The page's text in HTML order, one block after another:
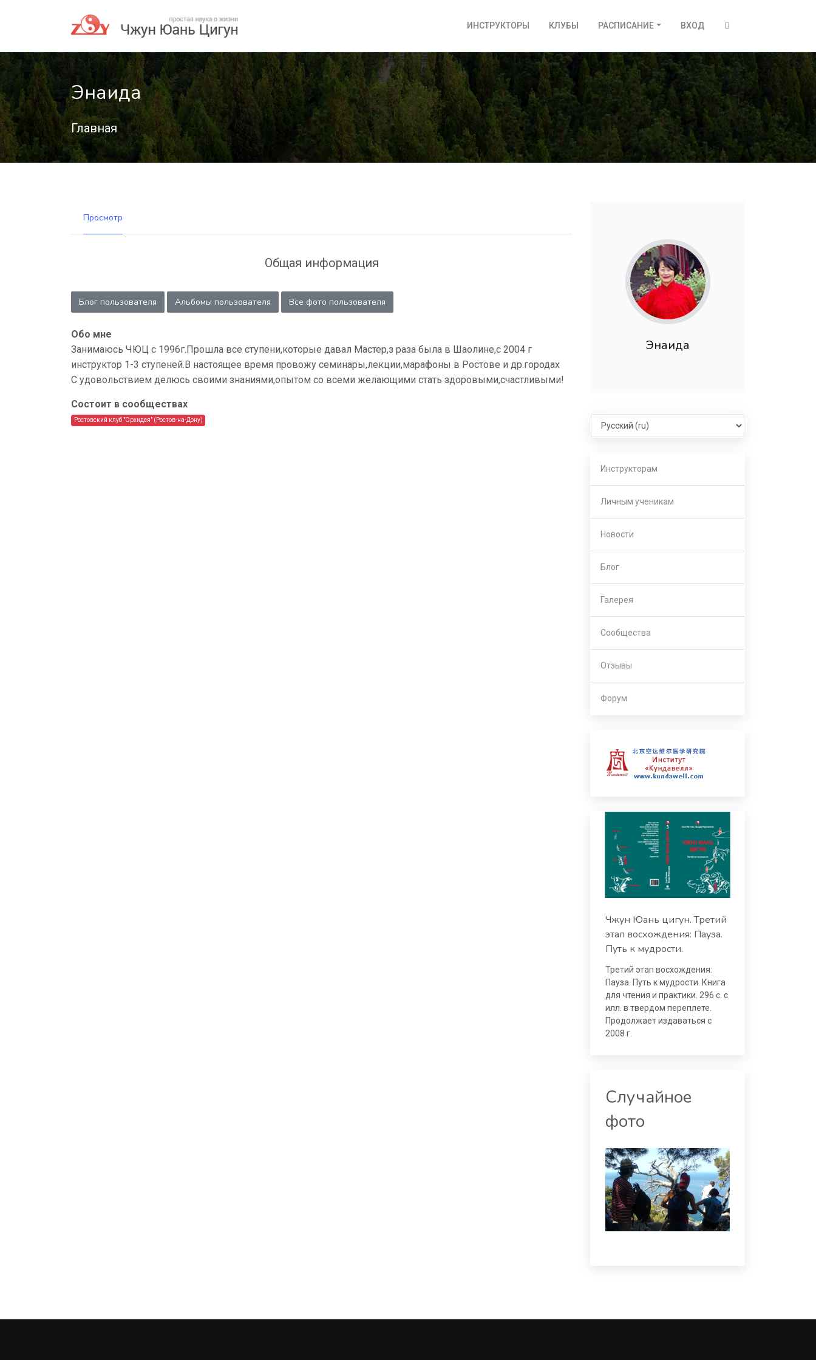
ИНСТРУКТОРЫ КЛУБЫ РАСПИСАНИЕ ВХОД
Энаида
Главная
Просмотр
Общая информация
Блог пользователя Альбомы пользователя Все фото пользователя
Обо мне
Занимаюсь ЧЮЦ с 1996г.Прошла все ступени,которые давал Мастер,з раза была в Шаолине,с 2004 г
инструктор 1-3 ступеней.В настоящее время провожу семинары,лекции,марафоны в Ростове и др.городах
С удовольствием делюсь своими знаниями,опытом со всеми желающими стать здоровыми,счастливыми!
Состоит в сообществах
Ростовский клуб "Орхидея" (Ростов-на-Дону)
Энаида
Select language
Инструкторам
Личным ученикам
Новости
Блог
Галерея
Сообщества
Отзывы
Форум
Чжун Юань цигун. Третий
этап восхождения: Пауза.
Путь к мудрости.
Третий этап восхождения:
Пауза. Путь к мудрости. Книга
для чтения и практики. 296 с. с
илл. в твердом переплете.
Продолжает издаваться с
2008 г.
Случайное
фото